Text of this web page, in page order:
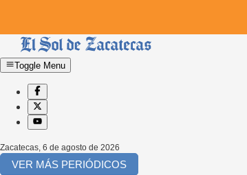
Toggle Menu
Zacatecas, 6 de agosto de 2026
VER MÁS PERIÓDICOS